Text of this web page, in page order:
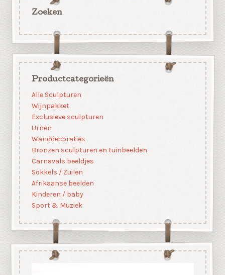
Zoeken
Productcategorieën
Alle Sculpturen
Wijnpakket
Exclusieve sculpturen
Urnen
Wanddecoraties
Bronzen sculpturen en tuinbeelden
Carnavals beeldjes
Sokkels / Zuilen
Afrikaanse beelden
Kinderen / baby
Sport & Muziek